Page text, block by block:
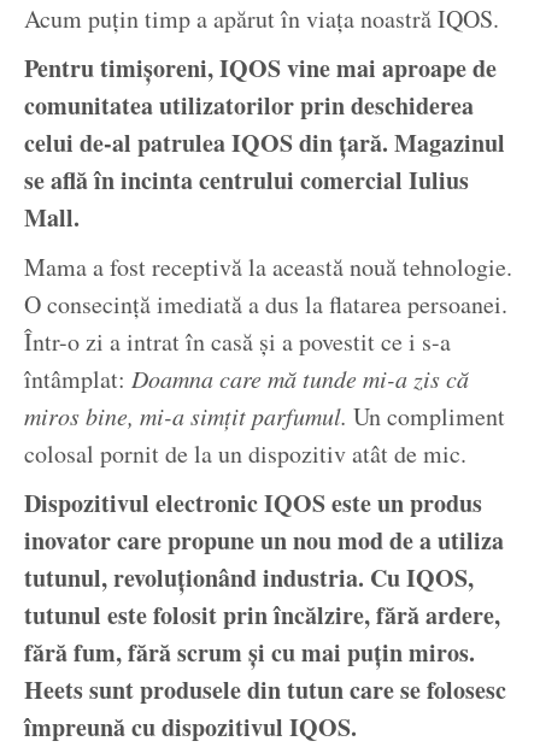
Acum puţin timp a apărut în viața noastră IQOS.
Pentru timișoreni, IQOS vine mai aproape de
comunitatea utilizatorilor prin deschiderea
celui de-al patrulea IQOS din țară. Magazinul
se află în incinta centrului comercial Iulius
Mall.
Mama a fost receptivă la această nouă tehnologie.
O consecință imediată a dus la flatarea persoanei.
Într-o zi a intrat în casă și a povestit ce i s-a
întâmplat: Doamna care mă tunde mi-a zis că
miros bine, mi-a simțit parfumul. Un compliment
colosal pornit de la un dispozitiv atât de mic.
Dispozitivul electronic IQOS este un produs
inovator care propune un nou mod de a utiliza
tutunul, revoluționând industria. Cu IQOS,
tutunul este folosit prin încălzire, fără ardere,
fără fum, fără scrum și cu mai puțin miros.
Heets sunt produsele din tutun care se folosesc
împreună cu dispozitivul IQOS.